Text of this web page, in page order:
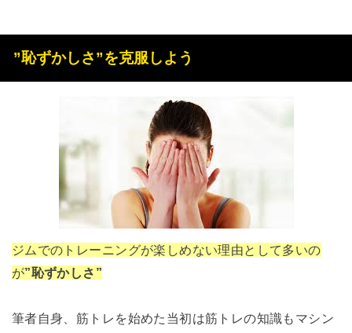
”恥ずかしさ”を克服しよう
ジムでのトレーニングが楽しめない理由として多いの
が”恥ずかしさ”
筆者自身、筋トレを始めた当初は筋トレの知識もマシン